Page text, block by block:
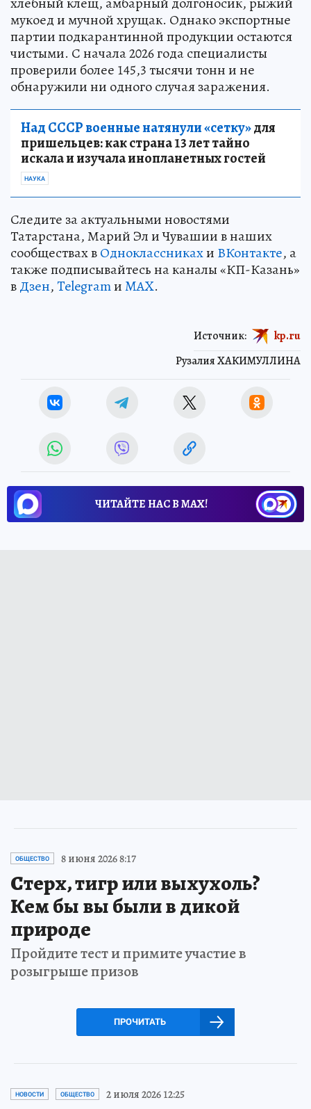
мукоед и мучной хрущак. Однако экспортные
партии подкарантинной продукции остаются
чистыми. С начала 2026 года специалисты
проверили более 145,3 тысячи тонн и не
обнаружили ни одного случая заражения.
Над СССР военные натянули «сетку»для
пришельцев: как страна 13 лет тайно
искала и изучала инопланетных гостей
НАУКА
Следите за актуальными новостями
Татарстана, Марий Эл и Чувашии в наших
сообществах вОдноклассникахи ВКонтакте, а
также подписывайтесь на каналы «КП-Казань»
вДзен,TelegramиMAX.
Рузалия ХАКИМУЛЛИНА
Источник: kp.ru
ЧИТАЙТЕ НАС В МАХ!
ОБЩЕСТВО 8 июня 2026 8:17
Стерх, тигр или выхухоль?
Кем бы вы были в дикой
природе
Пройдите тест и примите участие в
розыгрыше призов
ПРОЧИТАТЬ
НОВОСТИ ОБЩЕСТВО 2 июля 2026 12:25